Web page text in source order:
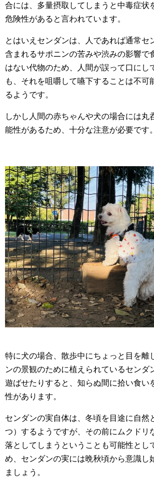
合には、多量摂取してしまうと中毒症状
危険性があると言われています。
とはいえセンダンは、人であれば通常セ
含まれるサポニンの苦みや渋みの影響で
はない代物のため、人間が誤って口にし
も、それを咀嚼して嚥下することは不可
るようです。
しかし人間の赤ちゃんや犬の場合には丸
能性があるため、十分な注意が必要です。
特に犬の場合、散歩中にちょっと目を離
ンの景観のために植えられているセンダ
遊ばせたりすると、知らぬ間に拾い食い
性があります。
センダンの実自体は、冬頃を目途に自然
つ）するようですが、その前にムクドリ
落としてしまうということも可能性とし
め、センダンの実には晩秋頃から意識し
ましょう。